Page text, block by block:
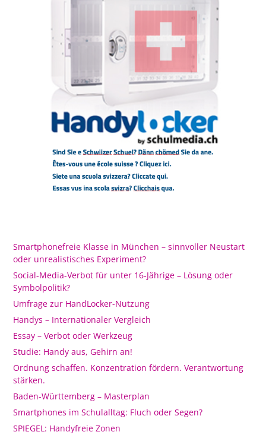
Smartphonefreie Klasse in München – sinnvoller Neustart
oder unrealistisches Experiment?
Social-Media-Verbot für unter 16-Jährige – Lösung oder
Symbolpolitik?
Umfrage zur HandLocker-Nutzung
Handys – Internationaler Vergleich
Essay – Verbot oder Werkzeug
Studie: Handy aus, Gehirn an!
Ordnung schaffen. Konzentration fördern. Verantwortung
stärken.
Baden-Württemberg – Masterplan
Smartphones im Schulalltag: Fluch oder Segen?
SPIEGEL: Handyfreie Zonen